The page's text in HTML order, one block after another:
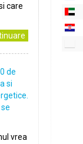
care
de
si
vrea